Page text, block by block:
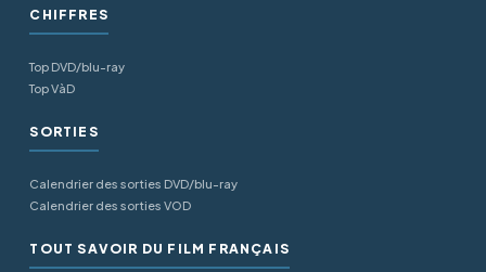
CHIFFRES
Top DVD/blu-ray
Top VàD
SORTIES
Calendrier des sorties DVD/blu-ray
Calendrier des sorties VOD
TOUT SAVOIR DU FILM FRANÇAIS